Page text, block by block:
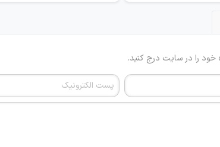
خود را در سایت درج کنید.